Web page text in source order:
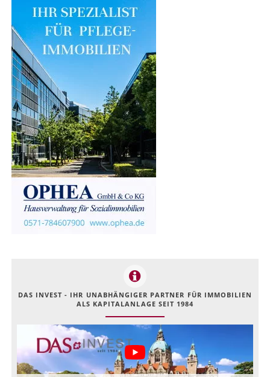
DAS INVEST - IHR UNABHÄNGIGER PARTNER FÜR IMMOBILIEN
ALS KAPITALANLAGE SEIT 1984